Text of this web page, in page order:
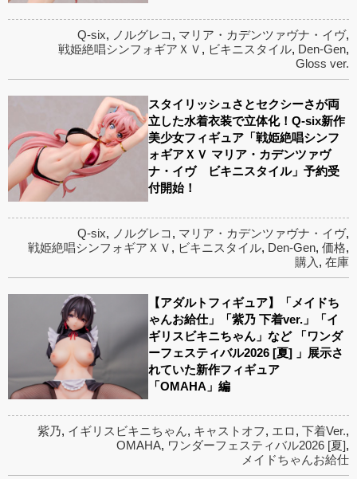
Q-six, ノルグレコ , マリア・カデンツァヴナ・イヴ,
戦姫絶唱シンフォギアＸＶ , ビキニスタイル, Den-Gen,
Gloss ver.
スタイリッシュさとセクシーさが両
立した水着衣装で立体化！Q-six新作
美少女フィギュア「戦姫絶唱シンフ
ォギアＸＶ マリア・カデンツァヴ
ナ・イヴ ビキニスタイル」予約受
付開始！
Q-six, ノルグレコ , マリア・カデンツァヴナ・イヴ,
戦姫絶唱シンフォギアＸＶ , ビキニスタイル, Den-Gen, 価格,
購入 , 在庫
【アダルトフィギュア】「メイドち
ゃんお給仕」「紫乃 下着ver.」「イ
ギリスビキニちゃん」など 「ワンダ
ーフェスティバル2026 [夏] 」展示さ
れていた新作フィギュア
「OMAHA」編
紫乃, イギリスビキニちゃん, キャストオフ, エロ, 下着Ver.,
OMAHA, ワンダーフェスティバル2026 [夏],
メイドちゃんお給仕